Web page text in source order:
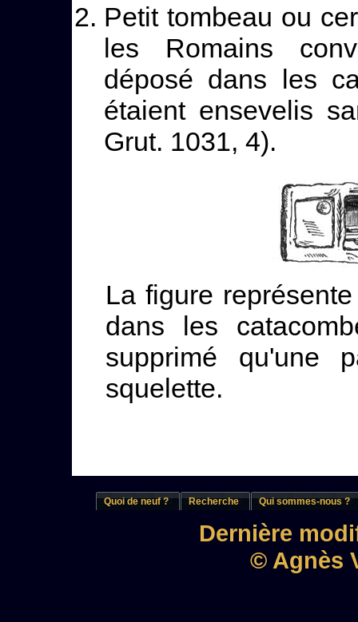
Petit tombeau ou
les Romains
déposé dans les
étaient ensevelis
Grut. 1031, 4).
La figure
dans les
supprimé qu'une
squelette.
Quoi de neuf ? Recherche Qui sommes-nous ?
Dernière
© Agnès